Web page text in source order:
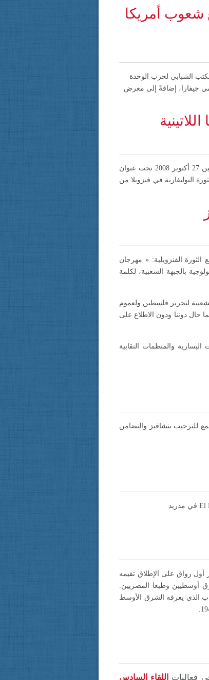
شعوب أمريكا
الشبابي لحزب الوحدة
جيفارا، إضافةً إلى معرض
ينظم المكتب الشبابي والطلابي لحزب الوحدة الشعبية الديمقراطي الأردني نشاطا تضامنيا مع شعوب أمريكا اللاتينية يوم الاثين 27 أكتوبر 2008 تحت عنوان
البوليفارية في فنزويلا من
مع الثورة الفنزويلية: « مهرجان
بالجبهة الشعبية، لكلمة
لتحرير فلسطين ولعموم
حال دوننا ودون الاطلاع على
اليسارية والمنظمات النقابية
للترحيب بتشافيز والتضامن
رواق على الإطلاق تقيمه
أوسطيين وطبعا المصريين.
الذي يعرفه الشرق الأوسط
فعاليات اللقاء السادس